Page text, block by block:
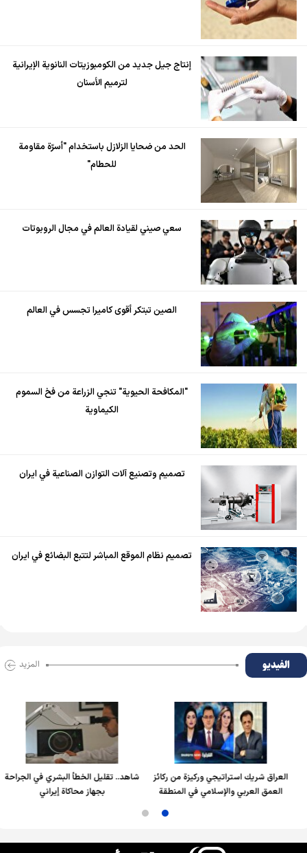
إنتاج جيل جديد من الكومبوزيتات النانوية الإيرانية
لترميم الأسنان
الحد من ضحايا الزلازل باستخدام "أسرّة مقاومة
للحطام"
سعي صيني لقيادة العالم في مجال الروبوتات
الصين تبتكر أقوى كاميرا تجسس في العالم
"المكافحة الحيوية" تنجي الزراعة من فخ السموم
الكيماوية
تصميم وتصنيع آلات التوازن الصناعية في ايران
تصميم نظام الموقع المباشر لتتبع البضائع في ايران
الفیدیو المزید
العراق شريك استراتيجي وركيزة من ركائز
العمق العربي والإسلامي في المنطقة
شاهد.. تقليل الخطأ البشري في الجراحة
بجهاز محاكاة إيراني